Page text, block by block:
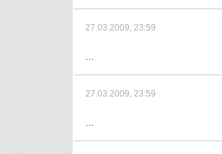
27.03.2009, 23:59
27.03.2009, 23:59